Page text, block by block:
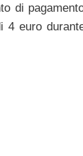
di
4 euro